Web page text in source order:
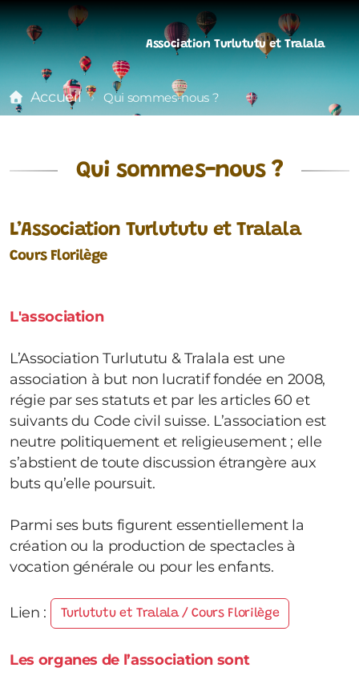
Association Turlututu et Tralala
Accueil Qui sommes-nous ?
Qui sommes-nous ?
L’Association Turlututu et Tralala
Cours Florilège
L'association
L’Association Turlututu & Tralala est une
association à but non lucratif fondée en 2008,
régie par ses statuts et par les articles 60 et
suivants du Code civil suisse. L’association est
neutre politiquement et religieusement ; elle
s’abstient de toute discussion étrangère aux
buts qu’elle poursuit.
Parmi ses buts figurent essentiellement la
création ou la production de spectacles à
vocation générale ou pour les enfants.
Lien : Turlututu et Tralala / Cours Florilège
Les organes de l’association sont